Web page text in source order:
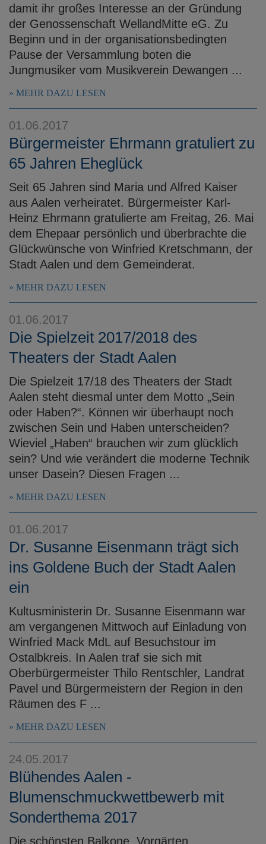
damit ihr großes Interesse an der Gründung
der Genossenschaft WellandMitte eG. Zu
Beginn und in der organisationsbedingten
Pause der Versammlung boten die
Jungmusiker vom Musikverein Dewangen ...
MEHR DAZU LESEN
01.06.2017
Bürgermeister Ehrmann gratuliert zu
65 Jahren Eheglück
Seit 65 Jahren sind Maria und Alfred Kaiser
aus Aalen verheiratet. Bürgermeister Karl-
Heinz Ehrmann gratulierte am Freitag, 26. Mai
dem Ehepaar persönlich und überbrachte die
Glückwünsche von Winfried Kretschmann, der
Stadt Aalen und dem Gemeinderat.
MEHR DAZU LESEN
01.06.2017
Die Spielzeit 2017/2018 des
Theaters der Stadt Aalen
Die Spielzeit 17/18 des Theaters der Stadt
Aalen steht diesmal unter dem Motto „Sein
oder Haben?“. Können wir überhaupt noch
zwischen Sein und Haben unterscheiden?
Wieviel „Haben“ brauchen wir zum glücklich
sein? Und wie verändert die moderne Technik
unser Dasein? Diesen Fragen ...
MEHR DAZU LESEN
01.06.2017
Dr. Susanne Eisenmann trägt sich
ins Goldene Buch der Stadt Aalen
ein
Kultusministerin Dr. Susanne Eisenmann war
am vergangenen Mittwoch auf Einladung von
Winfried Mack MdL auf Besuchstour im
Ostalbkreis. In Aalen traf sie sich mit
Oberbürgermeister Thilo Rentschler, Landrat
Pavel und Bürgermeistern der Region in den
Räumen des F ...
MEHR DAZU LESEN
24.05.2017
Blühendes Aalen -
Blumenschmuckwettbewerb mit
Sonderthema 2017
Die schönsten Balkone, Vorgärten,